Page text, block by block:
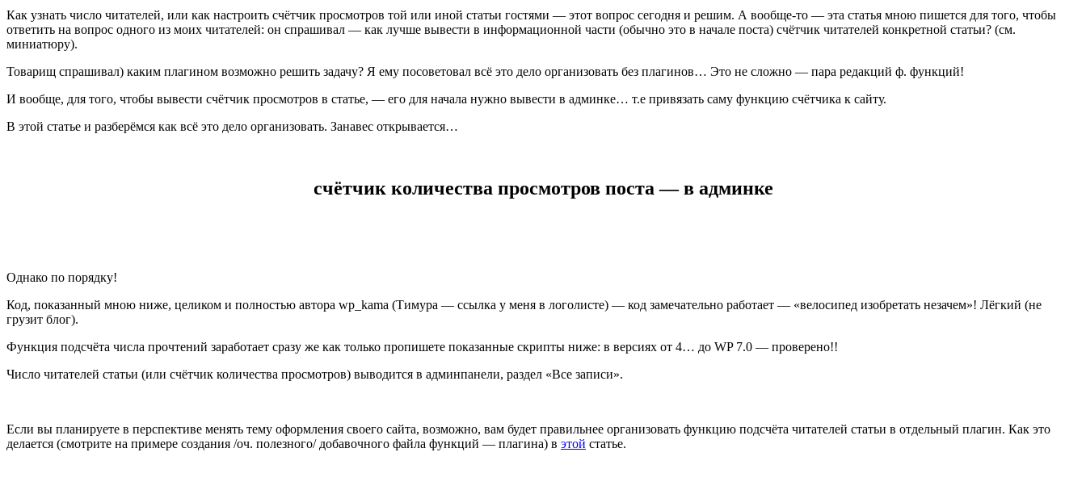
Как узнать число читателей, или как настроить счётчик просмотров той или иной статьи гостями — этот вопрос сегодня и решим. А вообще-то — эта статья мною пишется для того, чтобы
ответить на вопрос одного из моих читателей: он спрашивал — как лучше вывести в информационной части (обычно это в начале поста) счётчик читателей конкретной статьи? (см.
миниатюру).
Товарищ спрашивал) каким плагином возможно решить задачу? Я ему посоветовал всё это дело организовать без плагинов… Это не сложно — пара редакций ф. функций!
И вообще, для того, чтобы вывести счётчик просмотров в статье, — его для начала нужно вывести в админке… т.е привязать саму функцию счётчика к сайту.
В этой статье и разберёмся как всё это дело организовать. Занавес открывается…
счётчик количества просмотров поста — в админке
Однако по порядку!
Код, показанный мною ниже, целиком и полностью автора wp_kama (Тимура — ссылка у меня в логолисте) — код замечательно работает — «велосипед изобретать незачем»! Лёгкий (не
грузит блог).
Функция подсчёта числа прочтений заработает сразу же как только пропишете показанные скрипты ниже: в версиях от 4… до WP 7.0 — проверено!!
Число читателей статьи (или счётчик количества просмотров) выводится в админпанели, раздел «Все записи».
Если вы планируете в перспективе менять тему оформления своего сайта, возможно, вам будет правильнее организовать функцию подсчёта читателей статьи в отдельный плагин. Как это
делается (смотрите на примере создания /оч. полезного/ добавочного файла функций — плагина) в этой статье.